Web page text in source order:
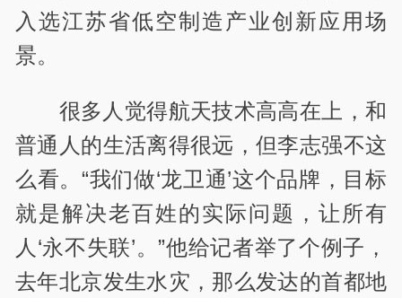
入选江苏省低空制造产业创新应用场
景。
很多人觉得航天技术高高在上，和
普通人的生活离得很远，但李志强不这
么看。“我们做‘龙卫通’这个品牌，目标
就是解决老百姓的实际问题，让所有
人‘永不失联’。”他给记者举了个例子，
去年北京发生水灾，那么发达的首都地